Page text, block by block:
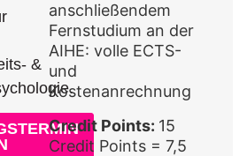
&
anschließendem
Fernstudium an der
AIHE: volle ECTS-
und
Kostenanrechnung
Credit Points: 15
Credit Points = 7,5